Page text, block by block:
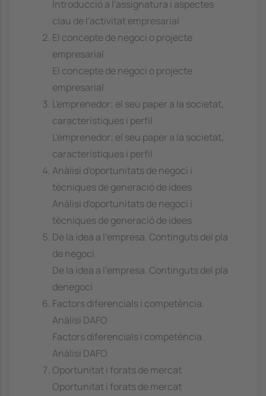
Introducció a l'assignatura i aspectes
clau de l'activitat empresarial
El concepte de negoci o projecte
empresarial
El concepte de negoci o projecte
empresarial
L'emprenedor; el seu paper a la societat,
característiques i perfil
L'emprenedor; el seu paper a la societat,
característiques i perfil
Anàlisi d'oportunitats de negoci i
tècniques de generació de idees
Anàlisi d'oportunitats de negoci i
tècniques de generació de idees
De la idea a l'empresa. Continguts del pla
de negoci
De la idea a l'empresa. Continguts del pla
denegoci
Factors diferencials i competència.
Anàlisi DAFO
Factors diferencials i competència.
Anàlisi DAFO
Oportunitat i forats de mercat
Oportunitat i forats de mercat